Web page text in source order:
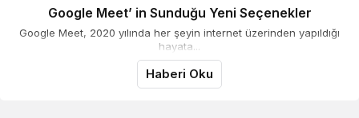
Google Meet’ in Sunduğu Yeni Seçenekler
Google Meet, 2020 yılında her şeyin internet üzerinden yapıldığı
hayata...
Haberi Oku